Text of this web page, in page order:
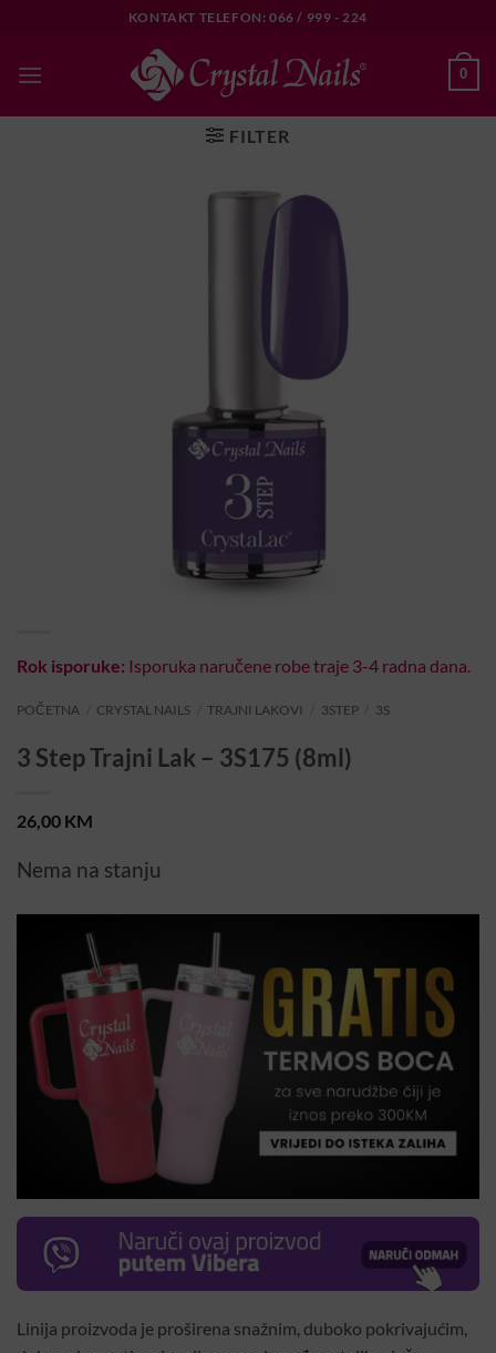
content
KONTAKT TELEFON: 066 / 999 - 224
0
FILTER
Rok isporuke: Isporuka naručene robe traje 3-4 radna dana.
POČETNA CRYSTAL NAILS TRAJNI LAKOVI 3STEP 3S
3 Step Trajni Lak – 3S175 (8ml)
26,00 KM
Nema na stanju
Linija proizvoda je proširena snažnim, duboko pokrivajućim,